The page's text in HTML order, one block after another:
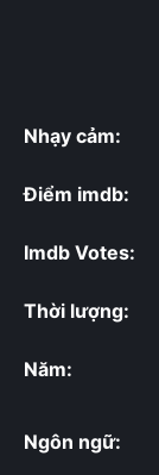
Nhạy cảm:
Điểm imdb:
Imdb Votes:
Thời lượng:
Năm:
Ngôn ngữ: